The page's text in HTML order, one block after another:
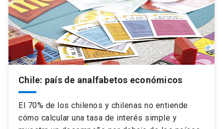
Chile: país de analfabetos económicos
El 70% de los chilenos y chilenas no entiende
cómo calcular una tasa de interés simple y